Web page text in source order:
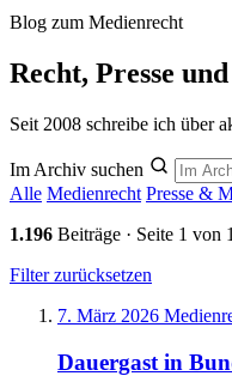
Blog zum Medienrecht
Recht, Presse
Seit 2008 schreibe ich über
Im Archiv suchen
Alle Medienrecht Presse &
1.196 Beiträge · Seite 1 von
Filter zurücksetzen
7. März 2026
Dauergast in